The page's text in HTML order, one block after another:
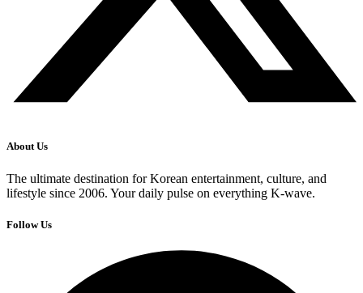
About Us
The ultimate destination for Korean entertainment, culture, and
lifestyle since 2006. Your daily pulse on everything K-wave.
Follow Us